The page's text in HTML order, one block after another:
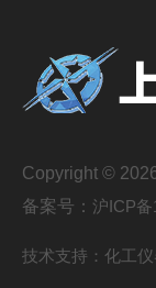
Copyright ©
备案号： 沪ICP备
技术支持： 化工仪